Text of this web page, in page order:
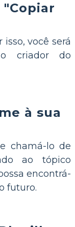
você será
criador do
à sua
chamá-lo de
ao tópico
encontrá-
futuro.